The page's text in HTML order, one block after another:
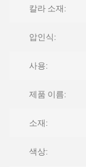
칼라 소재:
압인식:
사용:
제품 이름:
소재:
색상: